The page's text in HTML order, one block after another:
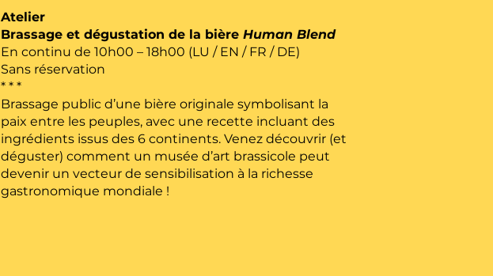
Atelier
Brassage et dégustation de la bière Human Blend
En continu de 10h00 – 18h00 (LU / EN / FR / DE)
Sans réservation
* * *
Brassage public d’une bière originale symbolisant la
paix entre les peuples, avec une recette incluant des
ingrédients issus des 6 continents. Venez découvrir (et
déguster) comment un musée d’art brassicole peut
devenir un vecteur de sensibilisation à la richesse
gastronomique mondiale !